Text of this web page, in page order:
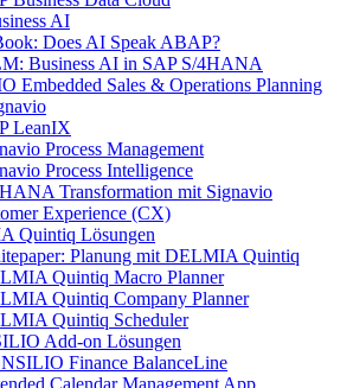
AI
Does AI Speak ABAP?
Business AI in SAP S/4HANA
Embedded Sales & Operations Planning
LeanIX
Process Management
Process Intelligence
Transformation mit Signavio
Experience (CX)
Quintiq Lösungen
Planung mit DELMIA Quintiq
Quintiq Macro Planner
Quintiq Company Planner
Quintiq Scheduler
Add-on Lösungen
Finance BalanceLine
Calendar Management App